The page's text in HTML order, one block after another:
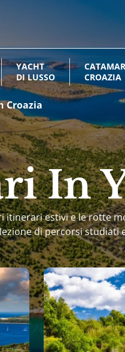
YACHT
DI LUSSO
CROAZIA
Croazia
In
itinerari estivi e le rotte
di percorsi